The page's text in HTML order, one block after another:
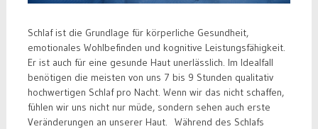
Schlaf ist die Grundlage für körperliche Gesundheit,
emotionales Wohlbefinden und kognitive Leistungsfähigkeit.
Er ist auch für eine gesunde Haut unerlässlich. Im Idealfall
benötigen die meisten von uns 7 bis 9 Stunden qualitativ
hochwertigen Schlaf pro Nacht. Wenn wir das nicht schaffen,
fühlen wir uns nicht nur müde, sondern sehen auch erste
Veränderungen an unserer Haut. Während des Schlafs